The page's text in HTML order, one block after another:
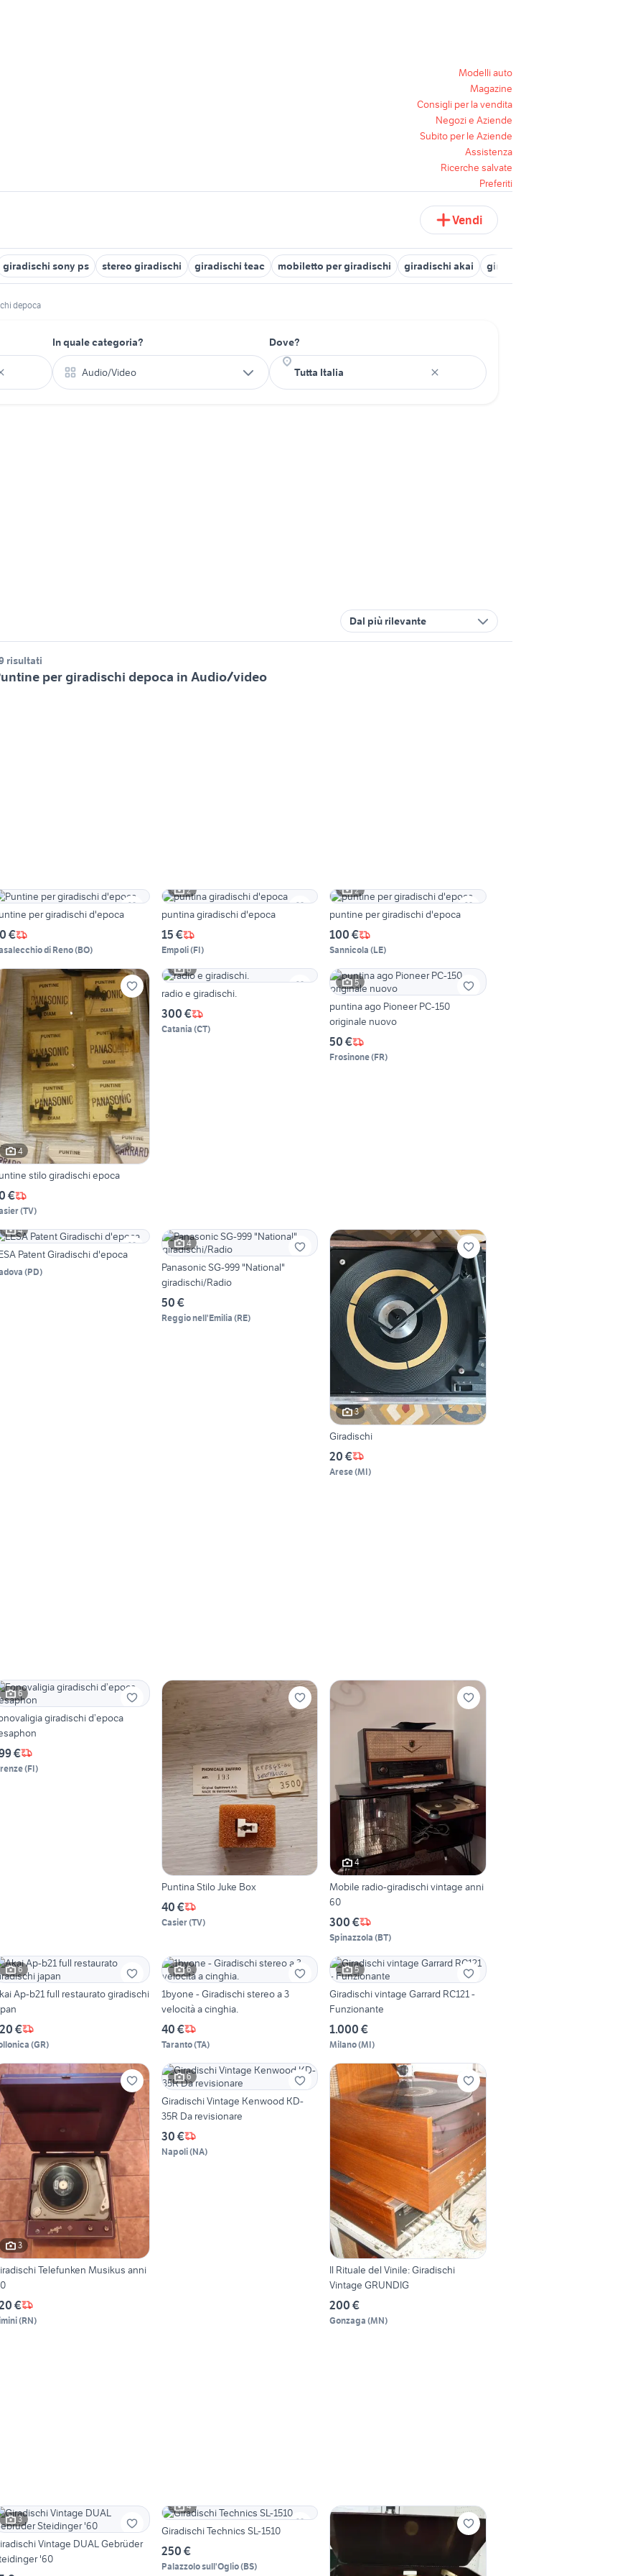
Modelli auto
Magazine
Consigli per la vendita
Negozi e Aziende
Subito per le Aziende
Assistenza
Ricerche salvate
Preferiti
Vendi
giradischi sony ps stereo giradischi giradischi teac mobiletto per giradischi giradischi akai giradischi audio technica
depoca
In quale categoria?
Audio/Video
Dove?
Dal più rilevante
risultati
per giradischi depoca in Audio/video
per giradischi d'epoca
€
di Reno(BO)
2
puntina giradischi d'epoca
15 €
Empoli(FI)
2
puntine per giradischi d'epoca
100 €
Sannicola (LE)
4
Puntine stilo giradischi epoca
€
(TV)
6
radio e giradischi.
300 €
Catania (CT)
5
puntina ago Pioneer PC-150
originale nuovo
50 €
Frosinone(FR)
4
Patent Giradischi d'epoca
(PD)
4
Panasonic SG-999 "National"
giradischi/Radio
50 €
Reggio nell'Emilia (RE)
3
Giradischi
20 €
Arese(MI)
6
giradischi d’epoca
€
(FI)
Puntina Stilo Juke Box
40 €
Casier(TV)
4
Mobile radio-giradischi vintage anni
60
300 €
Spinazzola (BT)
6
Ap-b21 full restaurato giradischi
€
(GR)
6
1byone - Giradischi stereo a 3
velocità a cinghia.
40 €
Taranto(TA)
5
Giradischi vintage Garrard RC121 -
Funzionante
1.000 €
Milano(MI)
3
Telefunken Musikus anni
€
(RN)
6
Giradischi Vintage Kenwood KD-
35R Da revisionare
30 €
Napoli(NA)
Il Rituale del Vinile: Giradischi
Vintage GRUNDIG
200 €
Gonzaga (MN)
3
Vintage DUAL Gebrüder
Steidinger '60
4
Giradischi Technics SL-1510
250 €
Palazzolo sull'Oglio(BS)